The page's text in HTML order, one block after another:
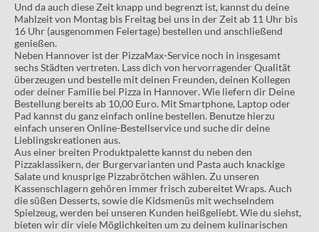
Und da auch diese Zeit knapp und begrenzt ist, kannst du deine
Mahlzeit von Montag bis Freitag bei uns in der Zeit ab 11 Uhr bis
16 Uhr (ausgenommen Feiertage) bestellen und anschließend
genießen.
Neben Hannover ist der PizzaMax-Service noch in insgesamt
sechs Städten vertreten. Lass dich von hervorragender Qualität
überzeugen und bestelle mit deinen Freunden, deinen Kollegen
oder deiner Familie bei Pizza in Hannover. Wie liefern dir Deine
Bestellung bereits ab 10,00 Euro. Mit Smartphone, Laptop oder
Pad kannst du ganz einfach online bestellen. Benutze hierzu
einfach unseren Online-Bestellservice und suche dir deine
Lieblingskreationen aus.
Aus einer breiten Produktpalette kannst du neben den
Pizzaklassikern, der Burgervarianten und Pasta auch knackige
Salate und knusprige Pizzabrötchen wählen. Zu unseren
Kassenschlagern gehören immer frisch zubereitet Wraps. Auch
die süßen Desserts, sowie die Kidsmenüs mit wechselndem
Spielzeug, werden bei unseren Kunden heißgeliebt. Wie du siehst,
bieten wir dir viele Möglichkeiten um zu deinem kulinarischen